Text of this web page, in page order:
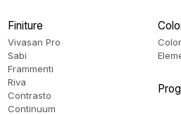
Finiture
Vivasan Pro
Sabi
Frammenti
Riva
Contrasto
Continuum